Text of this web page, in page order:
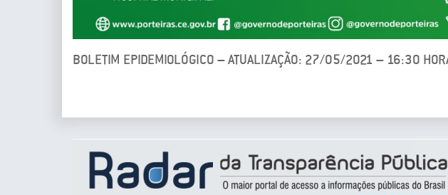
BOLETIM EPIDEMIOLÓGICO – ATUALIZAÇÃO: 27/05/2021 – 16:30